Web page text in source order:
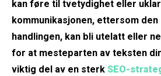
kan føre til tvetydighet eller
kommunikasjonen, ettersom
handlingen, kan bli utelatt eller
for at mesteparten av teksten
viktig del av en sterk SEO-